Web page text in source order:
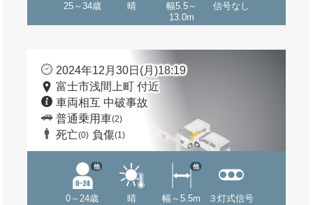
25～34歳 晴
幅5.5～
13.0m
信号なし
2024年12月30日(月)18:19
富士市浅間上町 付近
車両相互 中破事故
普通乗用車(2)
死亡(0) 負傷(1)
0～24歳
他
晴 幅～5.5m
他
３灯式信号